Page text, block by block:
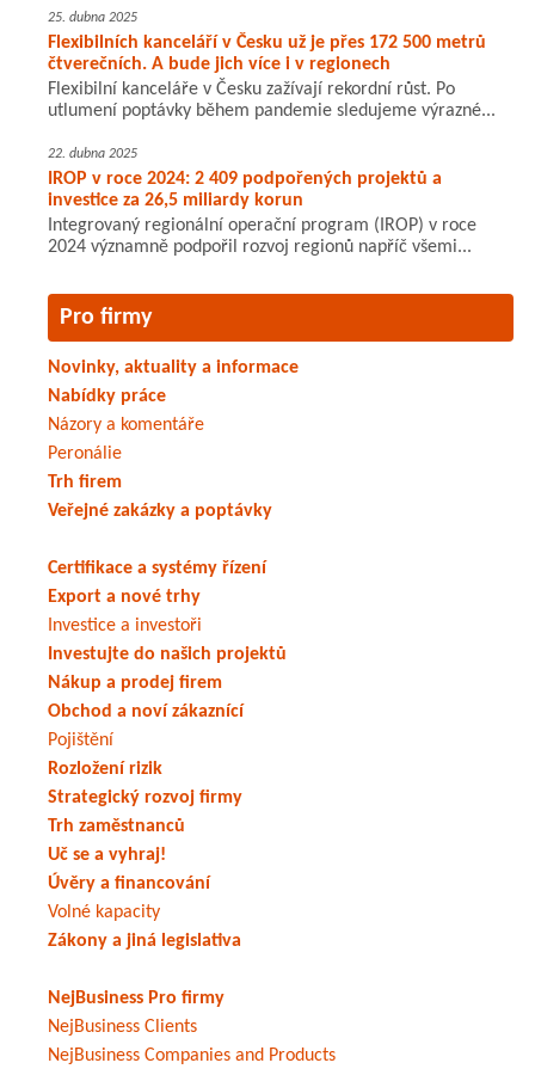
25. dubna 2025
Flexibilních kanceláří v Česku už je přes 172 500 metrů
čtverečních. A bude jich více i v regionech
Flexibilní kanceláře v Česku zažívají rekordní růst. Po
utlumení poptávky během pandemie sledujeme výrazné...
22. dubna 2025
IROP v roce 2024: 2 409 podpořených projektů a
investice za 26,5 miliardy korun
Integrovaný regionální operační program (IROP) v roce
2024 významně podpořil rozvoj regionů napříč všemi...
Pro firmy
Novinky, aktuality a informace
Nabídky práce
Názory a komentáře
Peronálie
Trh firem
Veřejné zakázky a poptávky
Certifikace a systémy řízení
Export a nové trhy
Investice a investoři
Investujte do našich projektů
Nákup a prodej firem
Obchod a noví zákaznící
Pojištění
Rozložení rizik
Strategický rozvoj firmy
Trh zaměstnanců
Uč se a vyhraj!
Úvěry a financování
Volné kapacity
Zákony a jiná legislativa
NejBusiness Pro firmy
NejBusiness Clients
NejBusiness Companies and Products